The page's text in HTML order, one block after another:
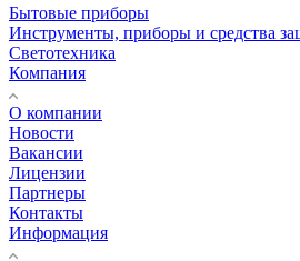
Бытовые приборы
Инструменты, приборы и средства
Светотехника
Компания
О компании
Новости
Вакансии
Лицензии
Партнеры
Контакты
Информация